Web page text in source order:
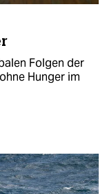
Folgen der
Hunger im